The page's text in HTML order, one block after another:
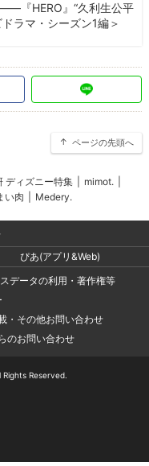
『HERO』“久利生公平
ラマ・シーズン1編＞
ページの先頭へ
ディズニー特集 mimot.
い肉 Medery.
ぴあ(アプリ&Web)
データの利用・著作権等
・その他お問い合わせ
のお問い合わせ
Reserved.